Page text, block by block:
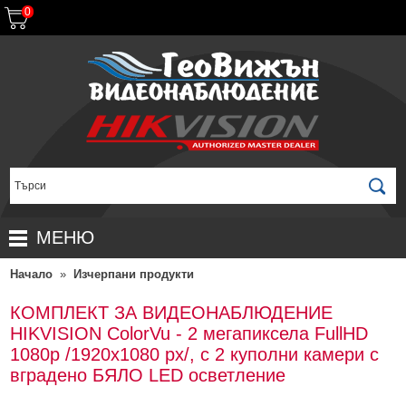
0
МЕНЮ
НАЧАЛО
ПРОДУКТИ
ПРОМОЦИИ
НОВИ ПРОДУКТИ
ЗА ДИСТРИБУТОРИ
ГАРАНЦИОННИ УСЛОВИЯ
Начало » Изчерпани продукти
КОМПЛЕКТ ЗА ВИДЕОНАБЛЮДЕНИЕ
HIKVISION ColorVu - 2 мегапиксела FullHD
1080p /1920x1080 px/, с 2 куполни камери с
вградено БЯЛО LED осветление